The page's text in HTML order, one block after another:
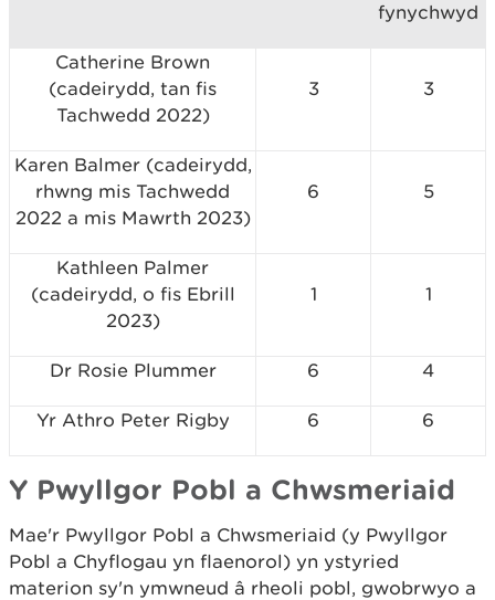
fynychwyd
Catherine Brown
(cadeirydd, tan fis
Tachwedd 2022)
3 3
Karen Balmer (cadeirydd,
rhwng mis Tachwedd
2022 a mis Mawrth 2023)
6 5
Kathleen Palmer
(cadeirydd, o fis Ebrill
2023)
1 1
Dr Rosie Plummer 6 4
Yr Athro Peter Rigby 6 6
Y Pwyllgor Pobl a Chwsmeriaid
Mae'r Pwyllgor Pobl a Chwsmeriaid (y Pwyllgor
Pobl a Chyflogau yn flaenorol) yn ystyried
materion sy'n ymwneud â rheoli pobl, gwobrwyo a